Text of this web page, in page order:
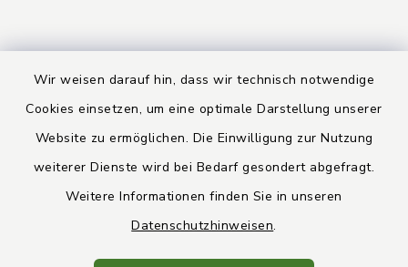
Wir weisen darauf hin, dass wir technisch notwendige
Cookies einsetzen, um eine optimale Darstellung unserer
Website zu ermöglichen. Die Einwilligung zur Nutzung
weiterer Dienste wird bei Bedarf gesondert abgefragt.
Weitere Informationen finden Sie in unseren
Datenschutzhinweisen.
Kontakt
Datenschutz